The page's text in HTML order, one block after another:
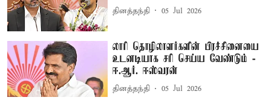
தினத்தந்தி 05 Jul 2026
லாரி தொழிலாளர்களின் பிரச்சினையை
உடனடியாக சரி செய்ய வேண்டும் -
ஈ.ஆர். ஈஸ்வரன்
தினத்தந்தி 05 Jul 2026